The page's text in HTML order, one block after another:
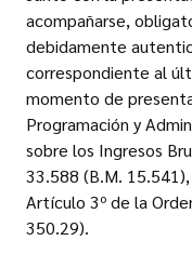
acompañarse,
debidamente
correspondiente al
momento de
Programación y
sobre los Ingresos
33.588 (B.M.
Artículo 3º de la
350.29).